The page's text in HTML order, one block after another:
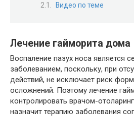
Видео по теме
Лечение гайморита дома
Воспаление пазух носа является
заболеванием, поскольку, при
действий, не исключает риск
осложнений. Поэтому лечение
контролировать врачом-
назначит терапию заболевания